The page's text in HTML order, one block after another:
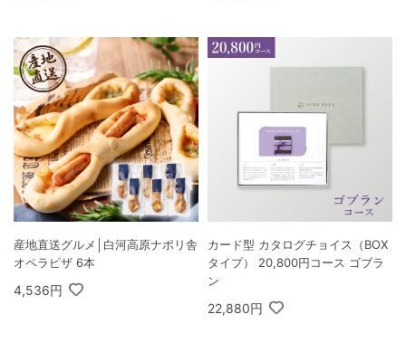
産地直送グルメ│白河高原ナポリ舎
オペラピザ 6本
4,536円
カード型 カタログチョイス（BOX
タイプ） 20,800円コース ゴブラ
ン
22,880円